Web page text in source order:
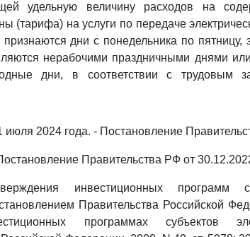
удельную величину расходов на
(тарифа) на услуги по передаче
дни с понедельника по пятницу,
нерабочими праздничными днями
дни, в соответствии с трудовым
июля 2024 года. - Постановление
Правительства РФ от
инвестиционных программ
Правительства Российской
программах субъектов